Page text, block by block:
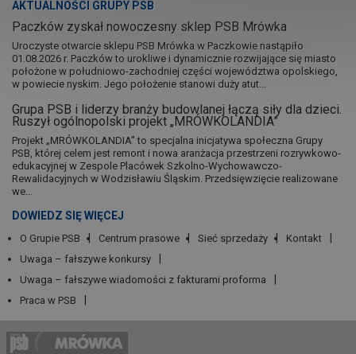
AKTUALNOŚCI GRUPY PSB
Paczków zyskał nowoczesny sklep PSB Mrówka
Uroczyste otwarcie sklepu PSB Mrówka w Paczkowie nastąpiło
01.08.2026 r. Paczków to urokliwe i dynamicznie rozwijające się miasto
położone w południowo-zachodniej części województwa opolskiego,
w powiecie nyskim. Jego położenie stanowi duży atut...
Grupa PSB i liderzy branży budowlanej łączą siły dla dzieci.
Ruszył ogólnopolski projekt „MRÓWKOLANDIA”
Projekt „MRÓWKOLANDIA” to specjalna inicjatywa społeczna Grupy
PSB, której celem jest remont i nowa aranżacja przestrzeni rozrywkowo-
edukacyjnej w Zespole Placówek Szkolno-Wychowawczo-
Rewalidacyjnych w Wodzisławiu Śląskim. Przedsięwzięcie realizowane
we...
DOWIEDZ SIĘ WIĘCEJ
O Grupie PSB Centrum prasowe Sieć sprzedaży
Kontakt
Uwaga – fałszywe konkursy
Uwaga – fałszywe wiadomości z fakturami proforma
Praca w PSB